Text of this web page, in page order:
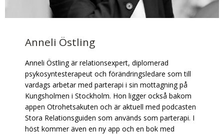
Anneli Östling
Anneli Östling är relationsexpert, diplomerad
psykosyntesterapeut och förändringsledare som till
vardags arbetar med parterapi i sin mottagning på
Kungsholmen i Stockholm. Hon ligger också bakom
appen Otrohetsakuten och är aktuell med podcasten
Stora Relationsguiden som används som parterapi. I
höst kommer även en ny app och en bok med